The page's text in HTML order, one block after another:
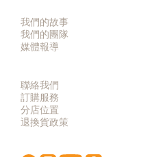
我們的故事
我們的團隊
媒體報導
聯絡我們
訂購服務
分店位置
退換貨政策